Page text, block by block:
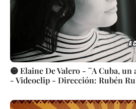
🟡 Elaine De Valero - ¨A Cuba,
- Videoclip - Dirección: Rubén